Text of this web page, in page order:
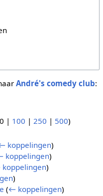
André's comedy club:
| 100 | 250 | 500)
koppelingen)
koppelingen)
)
)
(← koppelingen)